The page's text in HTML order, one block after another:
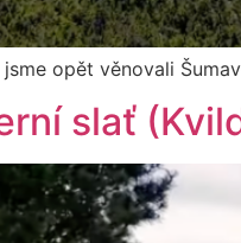
opět věnovali
slať